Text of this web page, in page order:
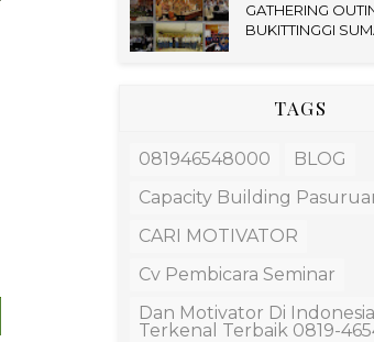
GATHERING
BUKITTINGGI
TAGS
081946548000
BLOG
Capacity Building
CARI MOTIVATOR
Cv Pembicara Seminar
Dan Motivator Di Indonesia
Terkenal Terbaik 0819-